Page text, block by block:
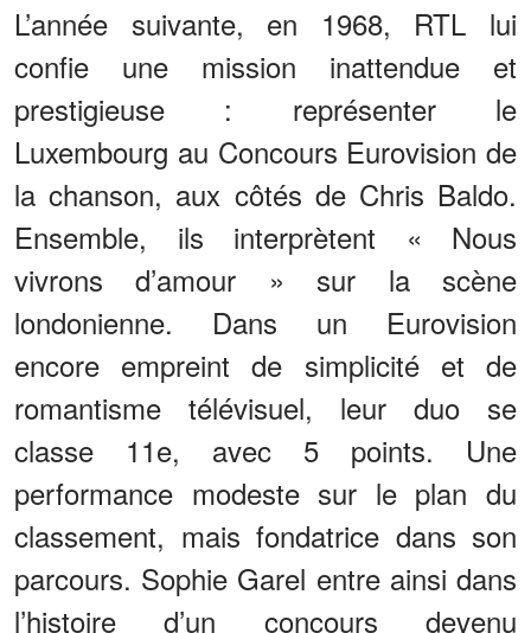
L’année suivante, en 1968, RTL lui
confie une mission inattendue et
prestigieuse : représenter le
Luxembourg au Concours Eurovision de
la chanson, aux côtés de Chris Baldo.
Ensemble, ils interprètent « Nous
vivrons d’amour » sur la scène
londonienne. Dans un Eurovision
encore empreint de simplicité et de
romantisme télévisuel, leur duo se
classe 11e, avec 5 points. Une
performance modeste sur le plan du
classement, mais fondatrice dans son
parcours. Sophie Garel entre ainsi dans
l’histoire d’un concours devenu